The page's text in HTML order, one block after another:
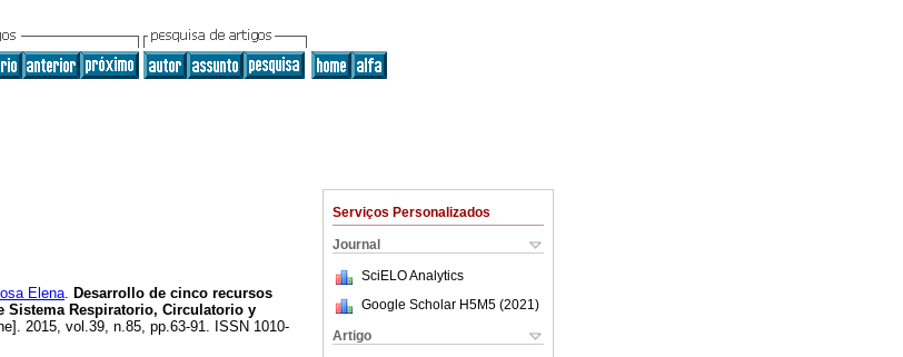
Serviços Personalizados
Journal
SciELO Analytics
Google Scholar H5M5 (2021 )
Artigo
Elena. Desarrollo de cinco recursos
Sistema Respiratorio, Circulatorio y
2015, vol.39, n.85, pp.63-91. ISSN 1010-